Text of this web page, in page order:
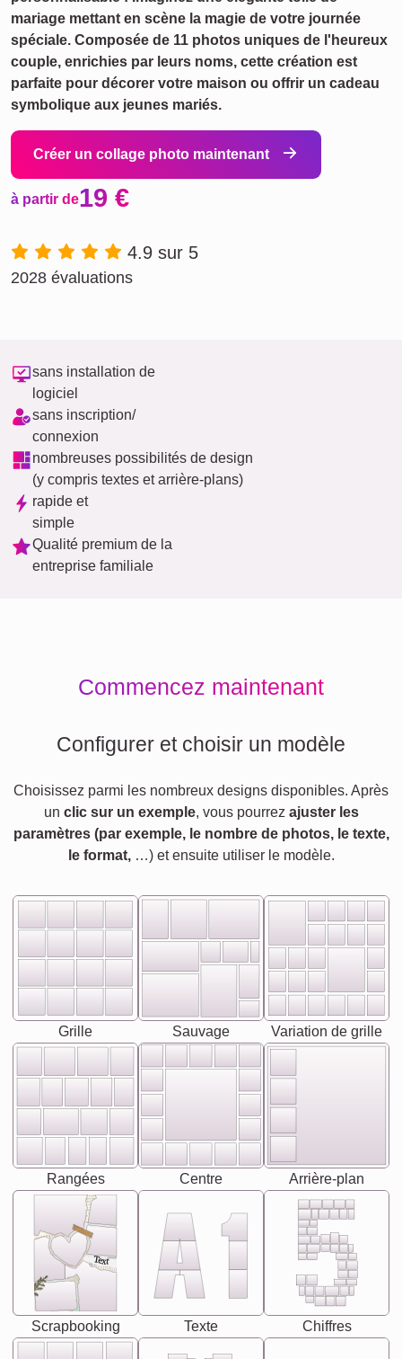
mariage mettant en scène la magie de votre journée
spéciale. Composée de 11 photos uniques de l'heureux
couple, enrichies par leurs noms, cette création est
parfaite pour décorer votre maison ou offrir un cadeau
symbolique aux jeunes mariés.
Créer un collage photo maintenant
à partir de19 €
4.9 sur 5
2028 évaluations
sans installation de
logiciel
sans inscription/
connexion
nombreuses possibilités de design
(y compris textes et arrière-plans)
rapide et
simple
Qualité premium de la
entreprise familiale
Commencez maintenant
Configurer et choisir un modèle
Choisissez parmi les nombreux designs disponibles. Après
un clic sur un exemple, vous pourrez ajuster les
paramètres (par exemple, le nombre de photos, le texte,
le format,…) et ensuite utiliser le modèle.
Grille Sauvage Variation de grille
Rangées Centre Arrière-plan
Text
Scrapbooking Texte Chiffres